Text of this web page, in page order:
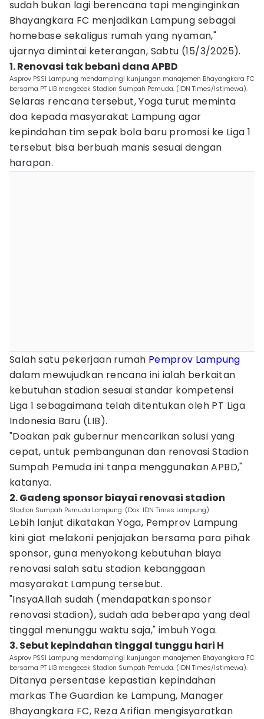
sudah bukan lagi berencana tapi menginginkan
Bhayangkara FC menjadikan Lampung sebagai
homebase sekaligus rumah yang nyaman,"
ujarnya dimintai keterangan, Sabtu (15/3/2025).
1. Renovasi tak bebani dana APBD
Asprov PSSI Lampung mendampingi kunjungan manajemen Bhayangkara FC
bersama PT LIB mengecek Stadion Sumpah Pemuda. (IDN Times/Istimewa).
Selaras rencana tersebut, Yoga turut meminta
doa kepada masyarakat Lampung agar
kepindahan tim sepak bola baru promosi ke Liga 1
tersebut bisa berbuah manis sesuai dengan
harapan.
Salah satu pekerjaan rumah Pemprov Lampung
dalam mewujudkan rencana ini ialah berkaitan
kebutuhan stadion sesuai standar kompetensi
Liga 1 sebagaimana telah ditentukan oleh PT Liga
Indonesia Baru (LIB).
"Doakan pak gubernur mencarikan solusi yang
cepat, untuk pembangunan dan renovasi Stadion
Sumpah Pemuda ini tanpa menggunakan APBD,"
katanya.
2. Gadeng sponsor biayai renovasi stadion
Stadion Sumpah Pemuda Lampung. (Dok. IDN Times Lampung).
Lebih lanjut dikatakan Yoga, Pemprov Lampung
kini giat melakoni penjajakan bersama para pihak
sponsor, guna menyokong kebutuhan biaya
renovasi salah satu stadion kebanggaan
masyarakat Lampung tersebut.
"InsyaAllah sudah (mendapatkan sponsor
renovasi stadion), sudah ada beberapa yang deal
tinggal menunggu waktu saja," imbuh Yoga.
3. Sebut kepindahan tinggal tunggu hari H
Asprov PSSI Lampung mendampingi kunjungan manajemen Bhayangkara FC
bersama PT LIB mengecek Stadion Sumpah Pemuda. (IDN Times/Istimewa).
Ditanya persentase kepastian kepindahan
markas The Guardian ke Lampung, Manager
Bhayangkara FC, Reza Arifian mengisyaratkan